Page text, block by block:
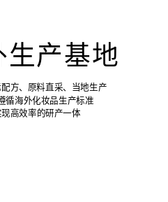
生产基地
方、原料直采、当地生产
循海外化妆品生产标准
现高效率的研产一体